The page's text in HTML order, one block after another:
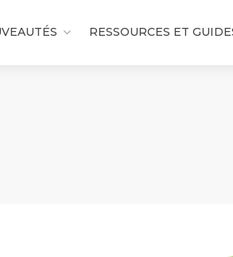
RESSOURCES ET